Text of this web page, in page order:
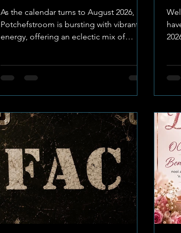
Soundtracks
As the calendar turns to August 2026,
Potchefstroom is bursting with vibrant
energy, offering an eclectic mix of
Image(Created) : The Go-To Guy The
promises something for every resident:
from early-morning trail runs at Lekwena
and competitive provincial archery to
high-stakes golf tournaments at the
Country Club. Music enthusiasts can
look forward to legendary South
the